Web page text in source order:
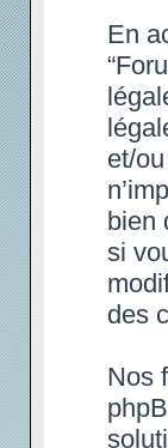
En
et/
bien
si
des
Nos